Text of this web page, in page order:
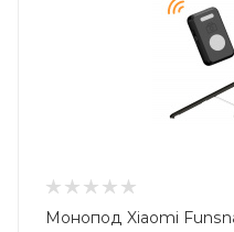
Монопод Xiaomi